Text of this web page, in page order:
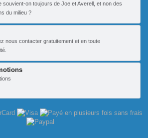
souvient-on toujours de Joe et Averell, et non des
du milieu ?
nous contacter gratuitement et en toute